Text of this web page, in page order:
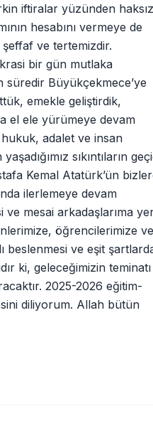
iftiralar yüzünden haksız
hesabını vermeye de
ve tertemizdir.
bir gün mutlaka
süredir Büyükçekmece’ye
emekle geliştirdik,
el ele yürümeye devam
adalet ve insan
sıkıntıların
Kemal Atatürk’ün
ilerlemeye devam
mesai arkadaşlarıma
öğrencilerimize ve
beslenmesi ve eşit
ki, geleceğimizin teminatı
2025-2026 eğitim-
diliyorum. Allah bütün